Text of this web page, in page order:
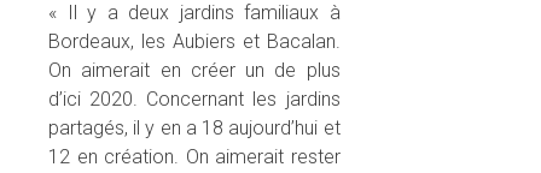
« Il y a deux jardins familiaux à
Bordeaux, les Aubiers et Bacalan.
On aimerait en créer un de plus
d’ici 2020. Concernant les jardins
partagés, il y en a 18 aujourd’hui et
12 en création. On aimerait rester